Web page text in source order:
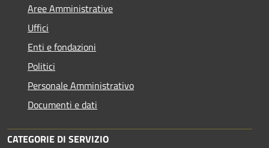
Aree Amministrative
Uffici
Enti e fondazioni
Politici
Personale Amministrativo
Documenti e dati
CATEGORIE DI SERVIZIO